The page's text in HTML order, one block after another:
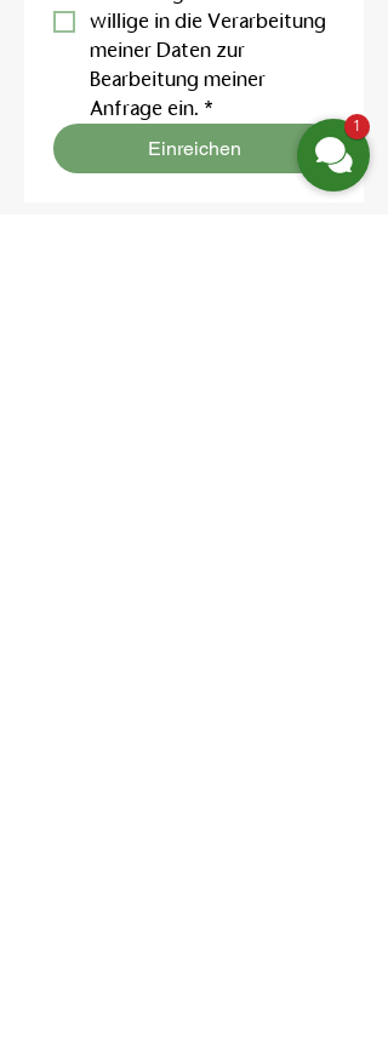
willige in die Verarbeitung
meiner Daten zur
Bearbeitung meiner
Anfrage ein. *
Einreichen
1